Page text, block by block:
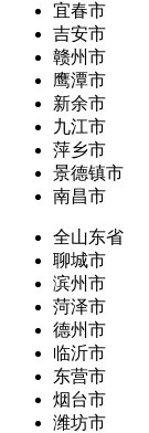
宜春市
吉安市
赣州市
鹰潭市
新余市
九江市
萍乡市
景德镇市
南昌市
全山东省
聊城市
滨州市
菏泽市
德州市
临沂市
东营市
烟台市
潍坊市